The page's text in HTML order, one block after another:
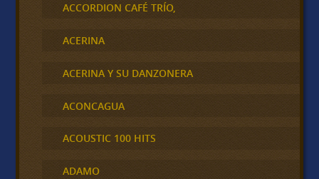
ACCORDION CAFÉ TRÍO,
ACERINA
ACERINA Y SU DANZONERA
ACONCAGUA
ACOUSTIC 100 HITS
ADAMO